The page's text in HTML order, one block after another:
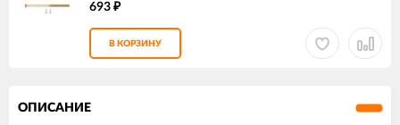
693 ₽
В КОРЗИНУ
ОПИСАНИЕ